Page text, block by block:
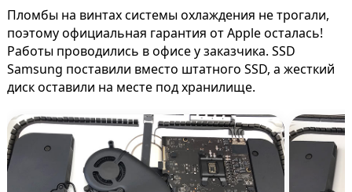
Пломбы на винтах системы охлаждения не трогали,
поэтому официальная гарантия от Apple осталась!
Работы проводились в офисе у заказчика. SSD
Samsung поставили вместо штатного SSD, а жесткий
диск оставили на месте под хранилище.